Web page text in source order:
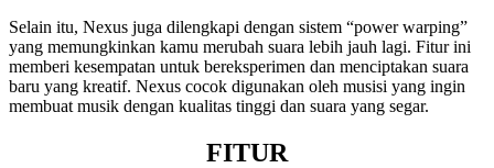
Selain itu, Nexus juga dilengkapi dengan sistem “power warping”
yang memungkinkan kamu merubah suara lebih jauh lagi. Fitur ini
memberi kesempatan untuk bereksperimen dan menciptakan suara
baru yang kreatif. Nexus cocok digunakan oleh musisi yang ingin
membuat musik dengan kualitas tinggi dan suara yang segar.
FITUR